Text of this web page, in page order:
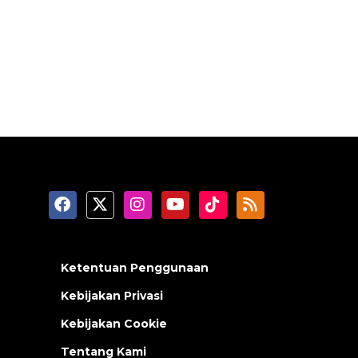
Ketentuan Penggunaan
Kebijakan Privasi
Kebijakan Cookie
Tentang Kami